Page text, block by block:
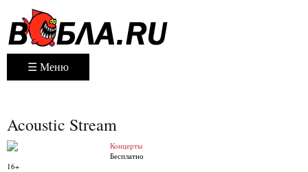
☰ Меню
Acoustic Stream
Концерты
Бесплатно
16+